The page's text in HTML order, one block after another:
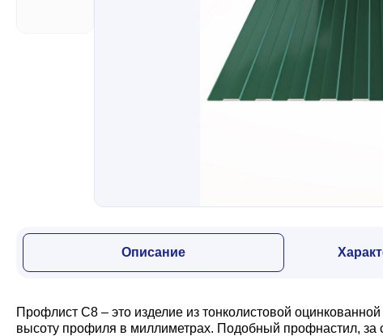
Профили для гипсокартона
Дача и сад
Другие товары
Описание
Профлист С8 – это изделие из тонколистовой
высоту профиля в миллиметрах. Подобный профнастил, за